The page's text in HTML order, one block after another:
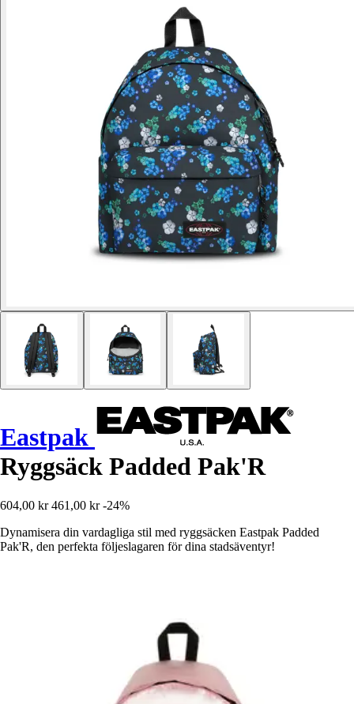
Eastpak
Ryggsäck Padded Pak'R
604,00 kr 461,00 kr -24%
Dynamisera din vardagliga stil med ryggsäcken Eastpak Padded
Pak'R, den perfekta följeslagaren för dina stadsäventyr!